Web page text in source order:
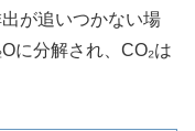
が追いつかない場
に分解され、CO₂は